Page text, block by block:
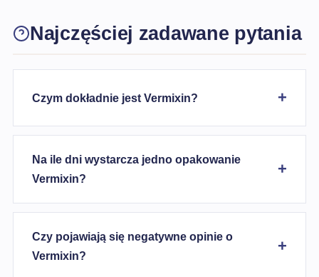
Najczęściej zadawane pytania
Czym dokładnie jest Vermixin?
Na ile dni wystarcza jedno opakowanie
Vermixin?
Czy pojawiają się negatywne opinie o
Vermixin?